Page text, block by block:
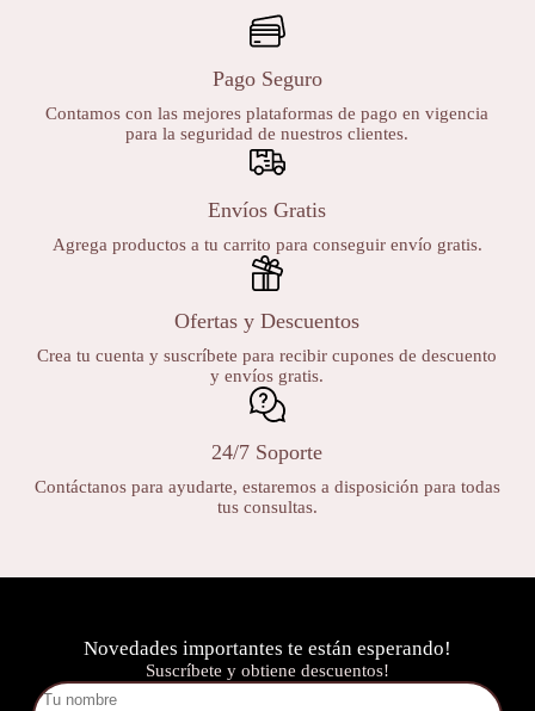
Pago Seguro
Contamos con las mejores plataformas de pago en vigencia
para la seguridad de nuestros clientes.
Envíos Gratis
Agrega productos a tu carrito para conseguir envío gratis.
Ofertas y Descuentos
Crea tu cuenta y suscríbete para recibir cupones de descuento
y envíos gratis.
24/7 Soporte
Contáctanos para ayudarte, estaremos a disposición para todas
tus consultas.
Novedades importantes te están esperando!
Suscríbete y obtiene descuentos!